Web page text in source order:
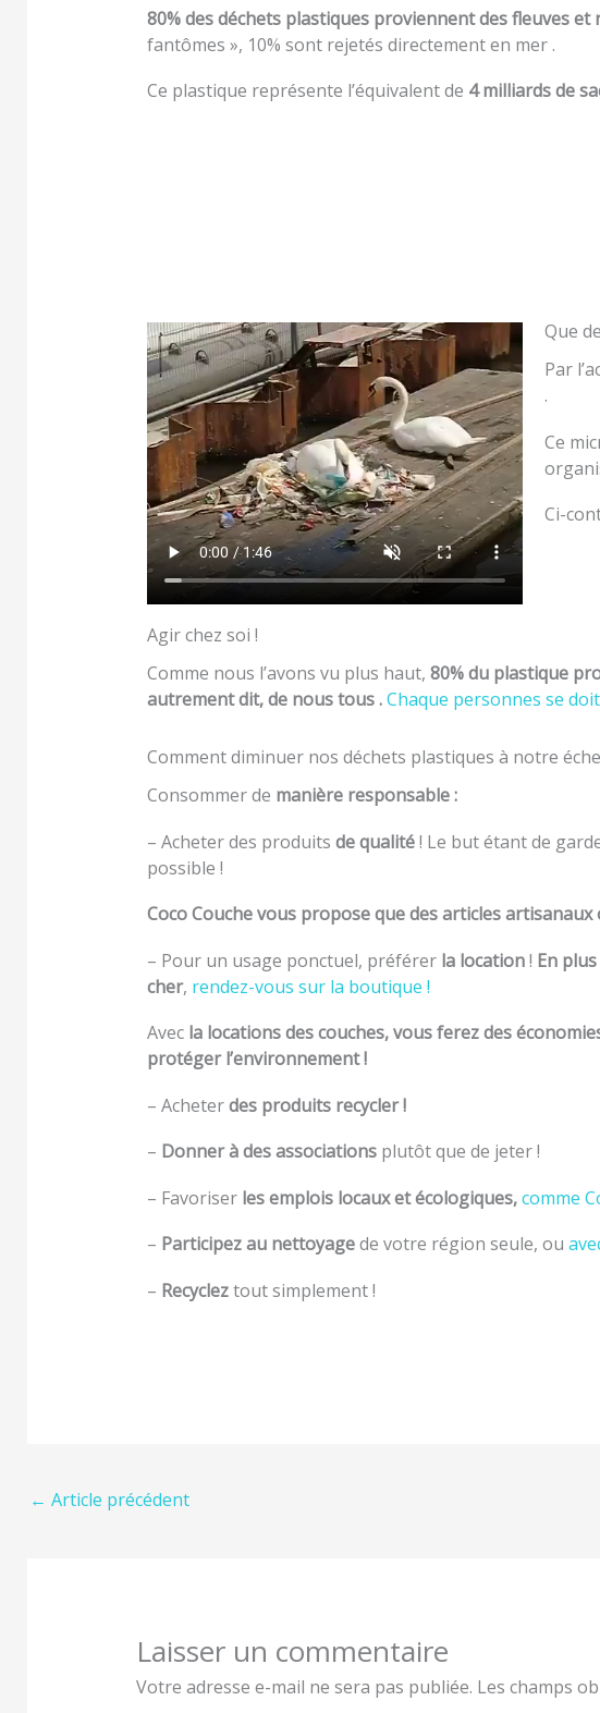
80% des déchets plastiques proviennent des fleuves et
fantômes », 10% sont rejetés directement en mer .
Ce plastique représente l’équivalent de 4 milliards de
Que
Par
.
Ce
Ci-
Agir chez soi !
Comme nous l’avons vu plus haut, 80% du plastique
autrement dit, de nous tous .Chaque personnes se doit
Comment diminuer nos déchets plastiques à notre
Consommer de manière responsable :
– Acheter des produits de qualité! Le but étant de
possible !
Coco Couche vous propose que des articles
– Pour un usage ponctuel, préférer la location! En
cher, rendez-vous sur la boutique !
Avec la locations des couches, vous ferez des
protéger l’environnement !
– Acheterdes produits recycler !
– Donner à des associations plutôt que de jeter !
– Favoriser les emplois locaux et écologiques,comme
– Participez au nettoyagede votre région seule, ou
– Recycleztout simplement !
← Article précédent
Laisser un commentaire
Votre adresse e-mail ne sera pas publiée. Les champs